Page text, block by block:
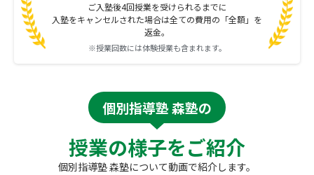
ご入塾後4回授業を受けられるまでに
入塾をキャンセルされた場合は全ての費用の「全額」を
返金。
※授業回数には体験授業も含まれます。
個別指導塾 森塾の
授業の様子をご紹介
個別指導塾 森塾について動画で紹介します。